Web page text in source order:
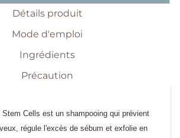
Détails produit
Mode d'emploi
Ingrédients
Précaution
Stem Cells est un shampooing qui prévient
régule l'excès de sébum et exfolie en